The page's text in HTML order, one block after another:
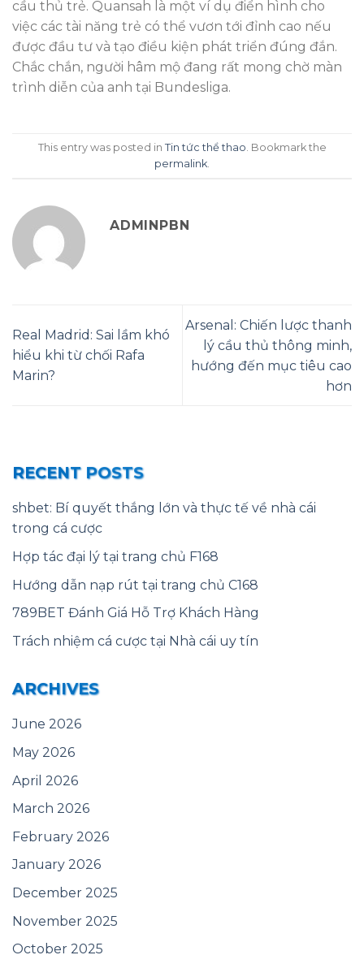
cầu thủ trẻ. Quansah là một ví dụ điển hình cho
việc các tài năng trẻ có thể vươn tới đỉnh cao nếu
được đầu tư và tạo điều kiện phát triển đúng đắn.
Chắc chắn, người hâm mộ đang rất mong chờ màn
trình diễn của anh tại Bundesliga.
This entry was posted in Tin tức thể thao . Bookmark the
permalink
ADMINPBN
Real Madrid: Sai lầm khó
hiểu khi từ chối Rafa
Marin?
Arsenal: Chiến lược thanh
lý cầu thủ thông minh,
hướng đến mục tiêu cao
hơn
RECENT POSTS
shbet: Bí quyết thắng lớn và thực tế về nhà cái
trong cá cược
Hợp tác đại lý tại trang chủ F168
Hướng dẫn nạp rút tại trang chủ C168
789BET Đánh Giá Hỗ Trợ Khách Hàng
Trách nhiệm cá cược tại Nhà cái uy tín
ARCHIVES
June 2026
May 2026
April 2026
March 2026
February 2026
January 2026
December 2025
November 2025
October 2025